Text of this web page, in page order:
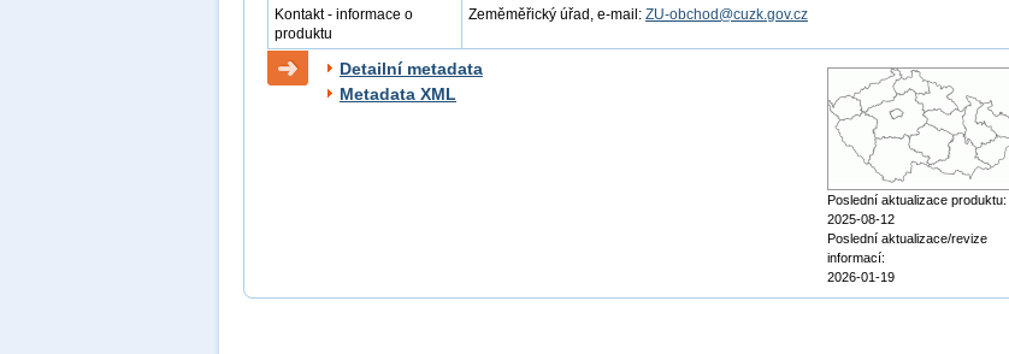
Kontakt - informace o
produktu
Zeměměřický úřad, e-mail: ZU-obchod@cuzk.gov.cz
Detailní metadata
Metadata XML
Poslední aktualizace produktu:
2025-08-12
Poslední aktualizace/revize
informací:
2026-01-19